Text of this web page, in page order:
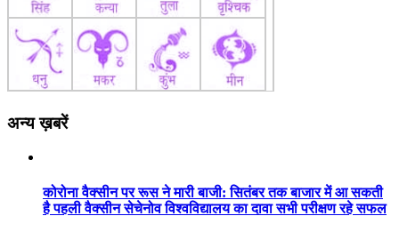
अन्य ख़बरें
कोरोना वैक्सीन पर रूस ने मारी बाजी: सितंबर तक बाजार में आ सकती
है पहली वैक्सीन सेचेनोव विश्वविद्यालय का दावा सभी परीक्षण रहे सफल